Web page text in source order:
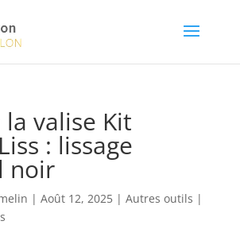
valise Kit
: lissage
noir
| Août 12, 2025| Autres outils |